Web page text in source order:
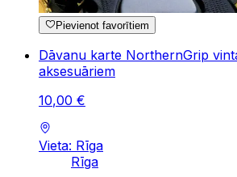
Pievienot favorītiem
Dāvanu karte NorthernGrip
aksesuāriem
10,00 €
Vieta: Rīga
Rīga